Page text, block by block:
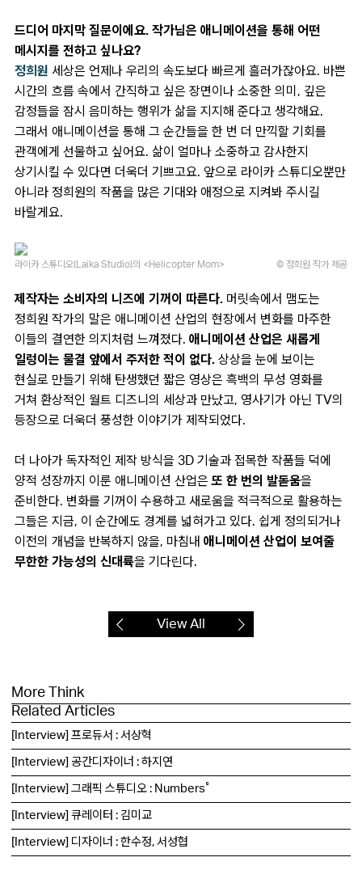
드디어 마지막 질문이에요. 작가님은 애니메이션을 통해 어떤
메시지를 전하고 싶나요?
정희원 세상은 언제나 우리의 속도보다 빠르게 흘러가잖아요. 바쁜
시간의 흐름 속에서 간직하고 싶은 장면이나 소중한 의미, 깊은
감정들을 잠시 음미하는 행위가 삶을 지지해 준다고 생각해요.
그래서 애니메이션을 통해 그 순간들을 한 번 더 만끽할 기회를
관객에게 선물하고 싶어요. 삶이 얼마나 소중하고 감사한지
상기시킬 수 있다면 더욱더 기쁘고요. 앞으로 라이카 스튜디오뿐만
아니라 정희원의 작품을 많은 기대와 애정으로 지켜봐 주시길
바랄게요.
라이카 스튜디오(Laika Studio)의 <Helicopter Mom> © 정희원 작가 제공
제작자는 소비자의 니즈에 기꺼이 따른다. 머릿속에서 맴도는
정희원 작가의 말은 애니메이션 산업의 현장에서 변화를 마주한
이들의 결연한 의지처럼 느껴졌다. 애니메이션 산업은 새롭게
일렁이는 물결 앞에서 주저한 적이 없다. 상상을 눈에 보이는
현실로 만들기 위해 탄생했던 짧은 영상은 흑백의 무성 영화를
거쳐 환상적인 월트 디즈니의 세상과 만났고, 영사기가 아닌 TV의
등장으로 더욱더 풍성한 이야기가 제작되었다.
더 나아가 독자적인 제작 방식을 3D 기술과 접목한 작품들 덕에
양적 성장까지 이룬 애니메이션 산업은또 한 번의 발돋움을
준비한다. 변화를 기꺼이 수용하고 새로움을 적극적으로 활용하는
그들은 지금, 이 순간에도 경계를 넓혀가고 있다. 쉽게 정의되거나
이전의 개념을 반복하지 않을, 마침내 애니메이션 산업이 보여줄
무한한 가능성의 신대륙을 기다린다.
View All
More Think
Related Articles
[Interview] 프로듀서 : 서상혁
[Interview] 공간디자이너 : 하지연
[Interview] 그래픽 스튜디오 : Numbers˚
[Interview] 큐레이터 : 김미교
[Interview] 디자이너 : 한수정, 서성협